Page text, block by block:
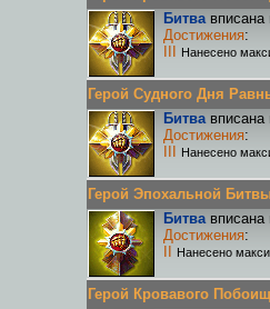
Битвавписана
Достижения:
Нанесено
Герой Судного Дня
Битвавписана
Достижения:
Нанесено
Герой Эпохальной
Битвавписана
Достижения:
Нанесено
Герой Кровавого